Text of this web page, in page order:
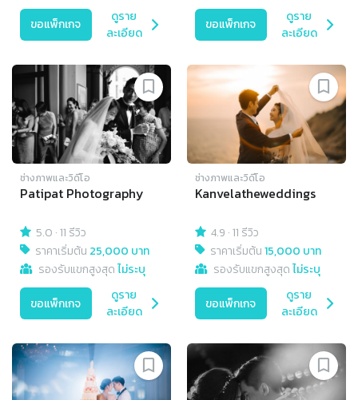
ขอแพ็กเกจ
ดูราย
ละเอียด
ขอแพ็กเกจ
ดูราย
ละเอียด
ช่างภาพและวิดีโอ
Patipat Photography
5.0 ·11 รีวิว
ราคาเริ่มต้น 25,000 บาท
รองรับแขกสูงสุดไม่ระบุ
ขอแพ็กเกจ
ดูราย
ละเอียด
ช่างภาพและวิดีโอ
Kanvelatheweddings
4.9 ·11 รีวิว
ราคาเริ่มต้น15,000 บาท
รองรับแขกสูงสุดไม่ระบุ
ขอแพ็กเกจ
ดูราย
ละเอียด